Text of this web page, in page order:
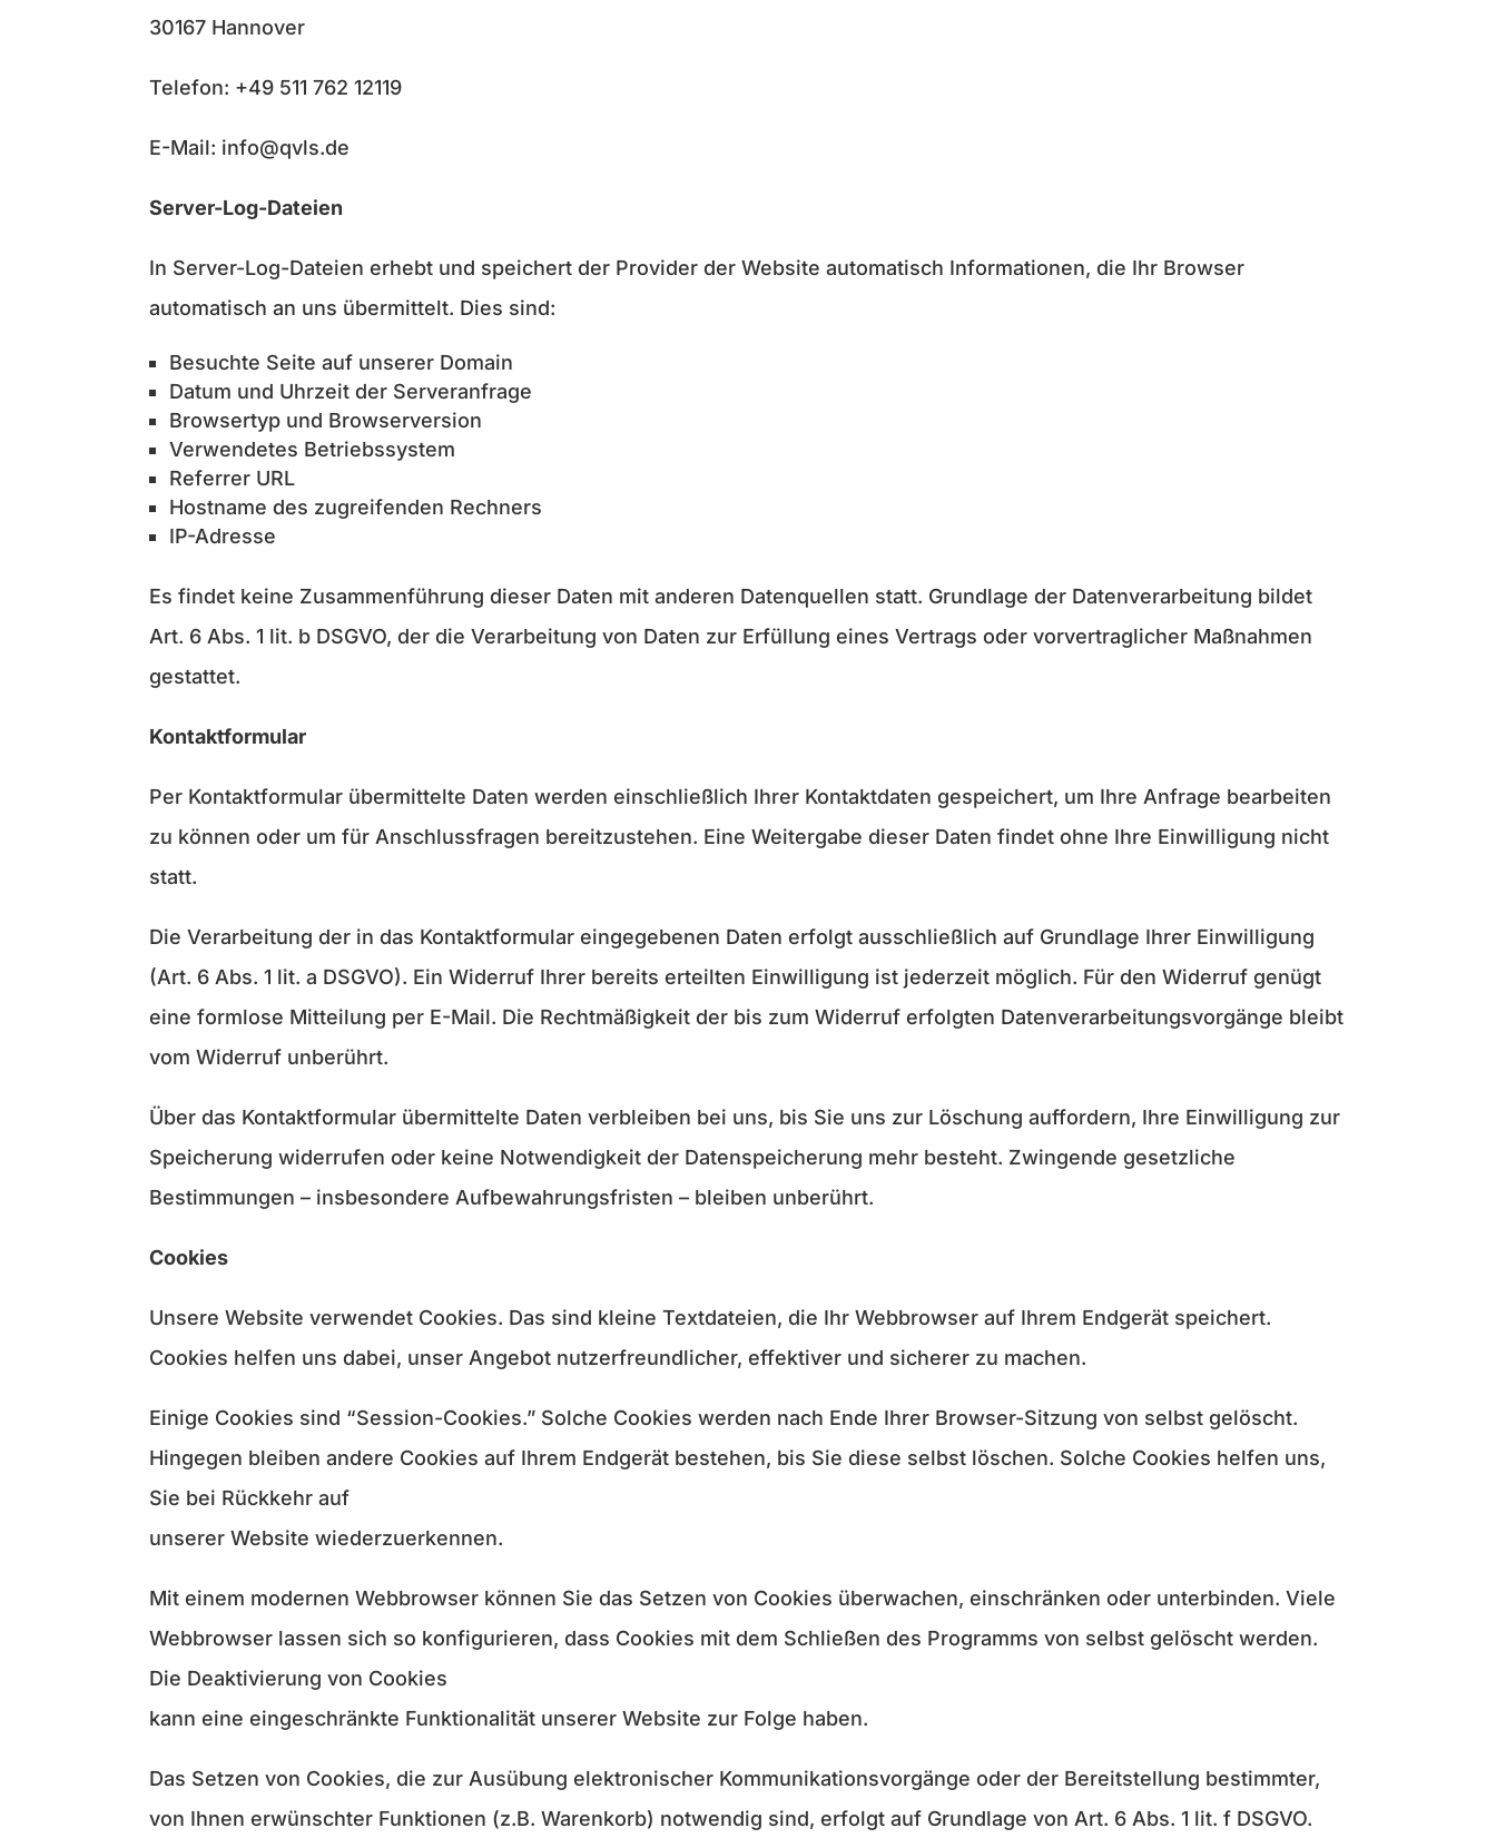
30167 Hannover
Telefon: +49 511 762 12119
E-Mail: info@qvls.de
Server-Log-Dateien
In Server-Log-Dateien erhebt und speichert der Provider der Website automatisch Informationen, die Ihr Browser
automatisch an uns übermittelt. Dies sind:
Besuchte Seite auf unserer Domain
Datum und Uhrzeit der Serveranfrage
Browsertyp und Browserversion
Verwendetes Betriebssystem
Referrer URL
Hostname des zugreifenden Rechners
IP-Adresse
Es findet keine Zusammenführung dieser Daten mit anderen Datenquellen statt. Grundlage der Datenverarbeitung bildet
Art. 6 Abs. 1 lit. b DSGVO, der die Verarbeitung von Daten zur Erfüllung eines Vertrags oder vorvertraglicher Maßnahmen
gestattet.
Kontaktformular
Per Kontaktformular übermittelte Daten werden einschließlich Ihrer Kontaktdaten gespeichert, um Ihre Anfrage bearbeiten
zu können oder um für Anschlussfragen bereitzustehen. Eine Weitergabe dieser Daten findet ohne Ihre Einwilligung nicht
statt.
Die Verarbeitung der in das Kontaktformular eingegebenen Daten erfolgt ausschließlich auf Grundlage Ihrer Einwilligung
(Art. 6 Abs. 1 lit. a DSGVO). Ein Widerruf Ihrer bereits erteilten Einwilligung ist jederzeit möglich. Für den Widerruf genügt
eine formlose Mitteilung per E-Mail. Die Rechtmäßigkeit der bis zum Widerruf erfolgten Datenverarbeitungsvorgänge bleibt
vom Widerruf unberührt.
Über das Kontaktformular übermittelte Daten verbleiben bei uns, bis Sie uns zur Löschung auffordern, Ihre Einwilligung zur
Speicherung widerrufen oder keine Notwendigkeit der Datenspeicherung mehr besteht. Zwingende gesetzliche
Bestimmungen – insbesondere Aufbewahrungsfristen – bleiben unberührt.
Cookies
Unsere Website verwendet Cookies. Das sind kleine Textdateien, die Ihr Webbrowser auf Ihrem Endgerät speichert.
Cookies helfen uns dabei, unser Angebot nutzerfreundlicher, effektiver und sicherer zu machen.
Einige Cookies sind “Session-Cookies.” Solche Cookies werden nach Ende Ihrer Browser-Sitzung von selbst gelöscht.
Hingegen bleiben andere Cookies auf Ihrem Endgerät bestehen, bis Sie diese selbst löschen. Solche Cookies helfen uns,
Sie bei Rückkehr auf
unserer Website wiederzuerkennen.
Mit einem modernen Webbrowser können Sie das Setzen von Cookies überwachen, einschränken oder unterbinden. Viele
Webbrowser lassen sich so konfigurieren, dass Cookies mit dem Schließen des Programms von selbst gelöscht werden.
Die Deaktivierung von Cookies
kann eine eingeschränkte Funktionalität unserer Website zur Folge haben.
Das Setzen von Cookies, die zur Ausübung elektronischer Kommunikationsvorgänge oder der Bereitstellung bestimmter,
von Ihnen erwünschter Funktionen (z.B. Warenkorb) notwendig sind, erfolgt auf Grundlage von Art. 6 Abs. 1 lit. f DSGVO.